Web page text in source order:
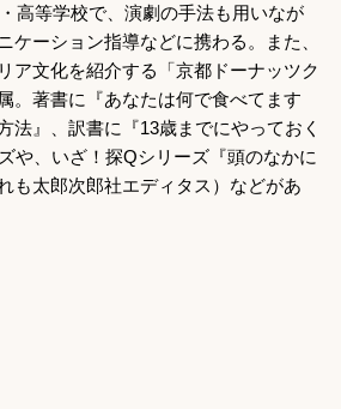
高等学校で、演劇の手法も用いなが
ケーション指導などに携わる。また、
ア文化を紹介する「京都ドーナッツク
。著書に『あなたは何で食べてます
法』、訳書に『13歳までにやっておく
や、いざ！探Qシリーズ『頭のなかに
も太郎次郎社エディタス）などがあ